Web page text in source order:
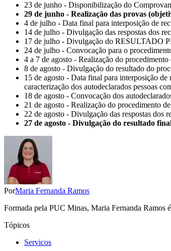
23 de junho - Disponibilização do
29 de junho - Realização das provas
4 de julho - Data final para interposição de
14 de julho - Divulgação das respostas dos
17 de julho - Divulgação do RESULTADO
24 de julho - Convocação para o
4 a 7 de agosto - Realização do
8 de agosto - Divulgação do resultado do
15 de agosto - Data final para interposição
caracterização dos autodeclarados pessoas
18 de agosto - Convocação dos
21 de agosto - Realização do procedimento
22 de agosto - Divulgação das respostas dos
27 de agosto - Divulgação do resultado
PorMaria Fernanda Ramos
Formada pela PUC Minas, Maria Fernanda Ramos
Tópicos
Servicos